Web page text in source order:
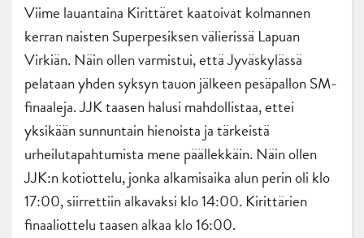
Viime lauantaina Kirittäret kaatoivat kolmannen
kerran naisten Superpesiksen välierissä Lapuan
Virkiän. Näin ollen varmistui, että Jyväskylässä
pelataan yhden syksyn tauon jälkeen pesäpallon SM-
finaaleja. JJK taasen halusi mahdollistaa, ettei
yksikään sunnuntain hienoista ja tärkeistä
urheilutapahtumista mene päällekkäin. Näin ollen
JJK:n kotiottelu, jonka alkamisaika alun perin oli klo
17:00, siirrettiin alkavaksi klo 14:00. Kirittärien
finaaliottelu taasen alkaa klo 16:00.